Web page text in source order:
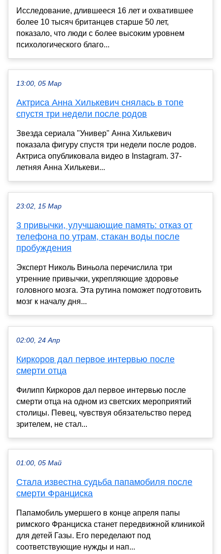
Исследование, длившееся 16 лет и охватившее
более 10 тысяч британцев старше 50 лет,
показало, что люди с более высоким уровнем
психологического благо...
13:00, 05 Мар
Актриса Анна Хилькевич снялась в топе
спустя три недели после родов
Звезда сериала "Универ" Анна Хилькевич
показала фигуру спустя три недели после родов.
Актриса опубликовала видео в Instagram. 37-
летняя Анна Хилькеви...
23:02, 15 Мар
3 привычки, улучшающие память: отказ от
телефона по утрам, стакан воды после
пробуждения
Эксперт Николь Виньола перечислила три
утренние привычки, укрепляющие здоровье
головного мозга. Эта рутина поможет подготовить
мозг к началу дня...
02:00, 24 Апр
Киркоров дал первое интервью после
смерти отца
Филипп Киркоров дал первое интервью после
смерти отца на одном из светских мероприятий
столицы. Певец, чувствуя обязательство перед
зрителем, не стал...
01:00, 05 Май
Стала известна судьба папамобиля после
смерти Франциска
Папамобиль умершего в конце апреля папы
римского Франциска станет передвижной клиникой
для детей Газы. Его переделают под
соответствующие нужды и нап...